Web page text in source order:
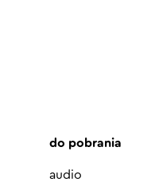
do pobrania
audio